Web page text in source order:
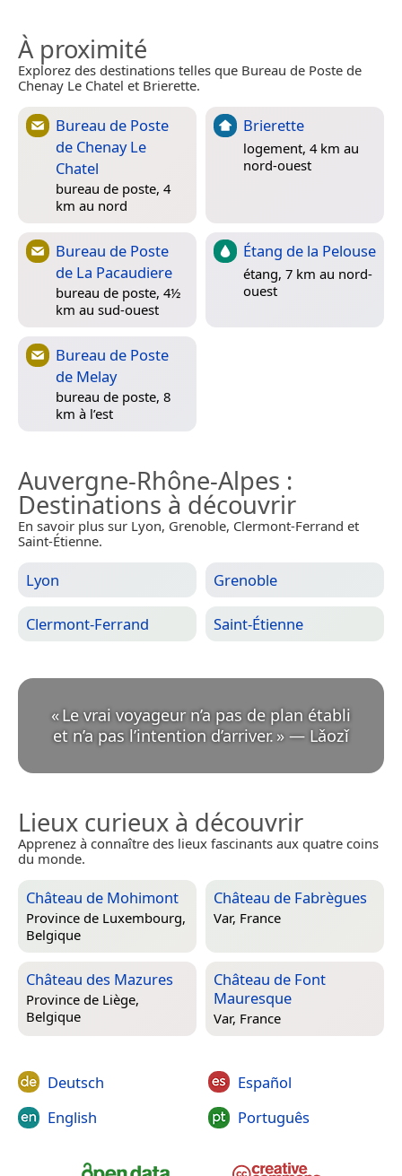
À proximité
Explorez des destinations telles que Bureau de Poste de
Chenay Le Chatel et Brierette.
Bureau de Poste
de Chenay Le
Chatel
bureau de poste, 4
km au nord
Brierette
logement, 4 km au
nord-ouest
Bureau de Poste
de La Pacaudiere
bureau de poste, 4½
km au sud-ouest
Étang de la Pelouse
étang, 7 km au nord-
ouest
Bureau de Poste
de Melay
bureau de poste, 8
km à l’est
Auvergne-Rhône-Alpes :
Destinations à découvrir
En savoir plus sur Lyon, Grenoble, Clermont-Ferrand et
Saint-Étienne.
Lyon Grenoble
Clermont-Ferrand Saint-Étienne
«Le vrai voyageur n’a pas de plan établi
et n’a pas l’intention d’arriver. » — Lǎozǐ
Lieux curieux à découvrir
Apprenez à connaître des lieux fascinants aux quatre coins
du monde.
Château de Mohimont
Province de Luxembourg,
Belgique
Château de Fabrègues
Var, France
Château des Mazures
Province de Liège,
Belgique
Château de Font
Mauresque
Var, France
Deutsch
English
Español
Português